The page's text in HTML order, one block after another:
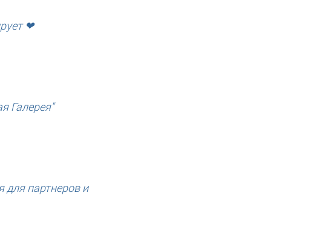
❤
Галерея"
для партнеров и